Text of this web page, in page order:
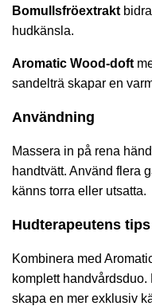
Bomullsfröextrakt
hudkänsla.
Aromatic Wood-doft
sandelträ skapar en
Användning
Massera in på rena
handtvätt. Använd flera
känns torra eller utsatta.
Hudterapeutens tips
Kombinera med
komplett handvårdsduo.
skapa en mer exklusiv